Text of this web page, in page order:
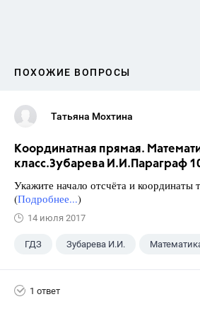
ПОХОЖИЕ ВОПРОСЫ
Татьяна Мохтина
Координатная прямая.
класс.Зубарева И.И.Параграф
Укажите начало отсчёта и
(Подробнее...)
14 июля 2017
ГДЗ Зубарева И.И.
1 ответ